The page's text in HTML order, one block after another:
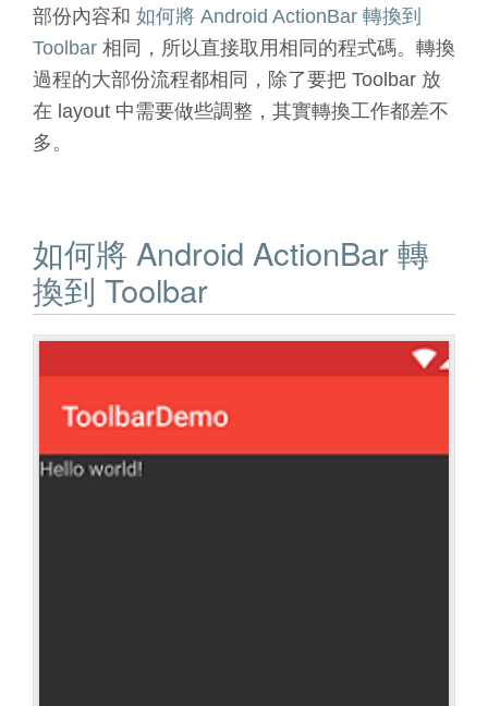
部份內容和 如何將 Android ActionBar 轉換到
Toolbar 相同，所以直接取用相同的程式碼。轉換
過程的大部份流程都相同，除了要把 Toolbar 放
在 layout 中需要做些調整，其實轉換工作都差不
多。
如何將 Android ActionBar 轉
換到 Toolbar